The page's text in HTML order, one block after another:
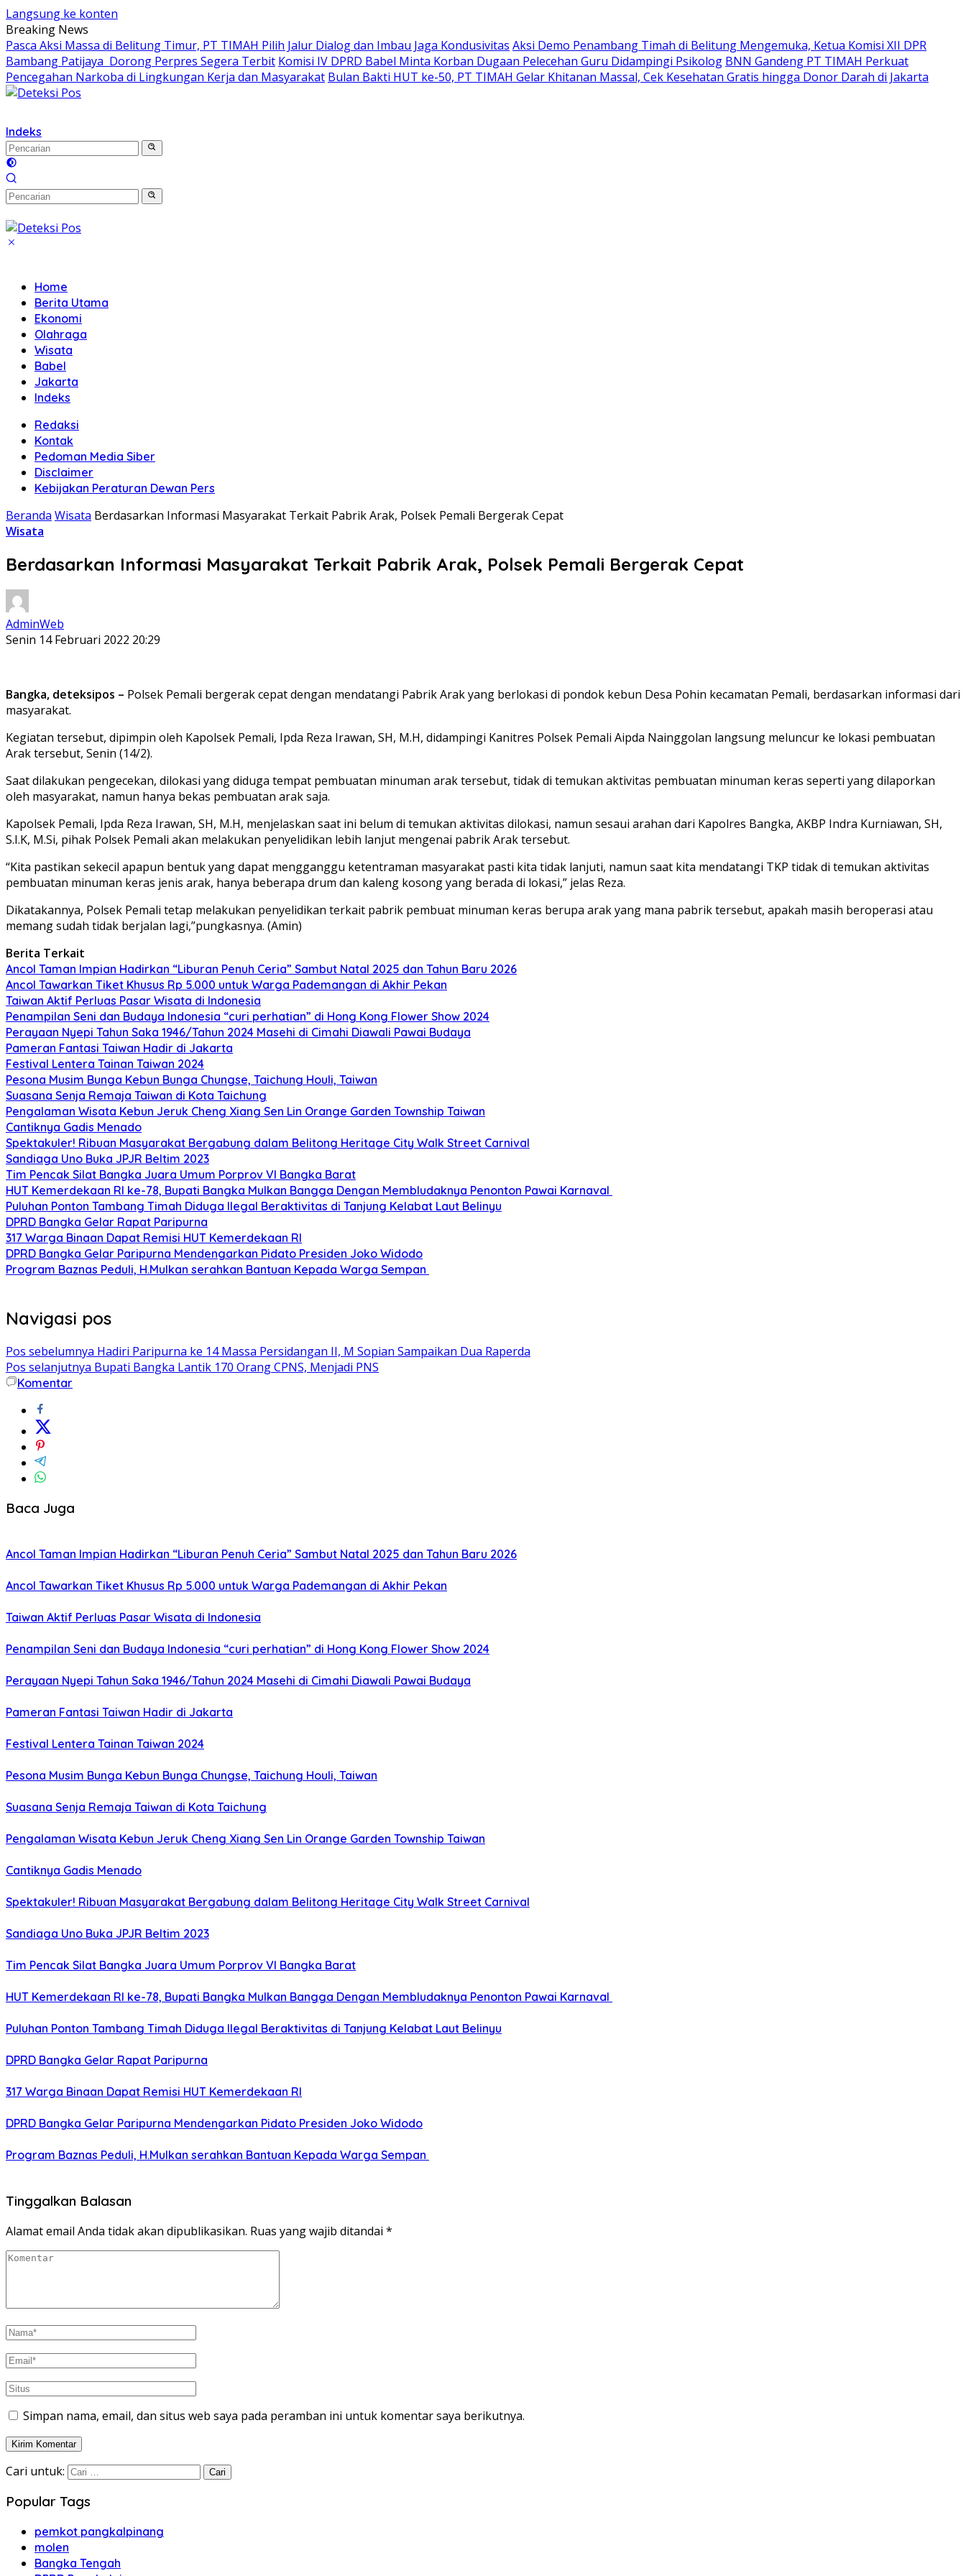
Langsung ke konten
Breaking News
Pasca Aksi Massa di Belitung Timur, PT TIMAH Pilih Jalur Dialog dan Imbau Jaga Kondusivitas Aksi Demo Penambang Timah di Belitung Mengemuka, Ketua Komisi XII DPR
Bambang Patijaya Dorong Perpres Segera Terbit Komisi IV DPRD Babel Minta Korban Dugaan Pelecehan Guru Didampingi Psikolog BNN Gandeng PT TIMAH Perkuat
Pencegahan Narkoba di Lingkungan Kerja dan Masyarakat Bulan Bakti HUT ke-50, PT TIMAH Gelar Khitanan Massal, Cek Kesehatan Gratis hingga Donor Darah di Jakarta
Indeks
Home
Berita Utama
Ekonomi
Olahraga
Wisata
Babel
Jakarta
Indeks
Redaksi
Kontak
Pedoman Media Siber
Disclaimer
Kebijakan Peraturan Dewan Pers
Beranda Wisata Berdasarkan Informasi Masyarakat Terkait Pabrik Arak, Polsek Pemali Bergerak Cepat
Wisata
Berdasarkan Informasi Masyarakat Terkait Pabrik Arak, Polsek Pemali Bergerak Cepat
AdminWeb
Senin 14 Februari 2022 20:29
Bangka, deteksipos – Polsek Pemali bergerak cepat dengan mendatangi Pabrik Arak yang berlokasi di pondok kebun Desa Pohin kecamatan Pemali, berdasarkan informasi dari
masyarakat.
Kegiatan tersebut, dipimpin oleh Kapolsek Pemali, Ipda Reza Irawan, SH, M.H, didampingi Kanitres Polsek Pemali Aipda Nainggolan langsung meluncur ke lokasi pembuatan
Arak tersebut, Senin (14/2).
Saat dilakukan pengecekan, dilokasi yang diduga tempat pembuatan minuman arak tersebut, tidak di temukan aktivitas pembuatan minuman keras seperti yang dilaporkan
oleh masyarakat, namun hanya bekas pembuatan arak saja.
Kapolsek Pemali, Ipda Reza Irawan, SH, M.H, menjelaskan saat ini belum di temukan aktivitas dilokasi, namun sesaui arahan dari Kapolres Bangka, AKBP Indra Kurniawan, SH,
S.I.K, M.Si, pihak Polsek Pemali akan melakukan penyelidikan lebih lanjut mengenai pabrik Arak tersebut.
“Kita pastikan sekecil apapun bentuk yang dapat mengganggu ketentraman masyarakat pasti kita tidak lanjuti, namun saat kita mendatangi TKP tidak di temukan aktivitas
pembuatan minuman keras jenis arak, hanya beberapa drum dan kaleng kosong yang berada di lokasi,” jelas Reza.
Dikatakannya, Polsek Pemali tetap melakukan penyelidikan terkait pabrik pembuat minuman keras berupa arak yang mana pabrik tersebut, apakah masih beroperasi atau
memang sudah tidak berjalan lagi,”pungkasnya. (Amin)
Berita Terkait
Ancol Taman Impian Hadirkan “Liburan Penuh Ceria” Sambut Natal 2025 dan Tahun Baru 2026
Ancol Tawarkan Tiket Khusus Rp 5.000 untuk Warga Pademangan di Akhir Pekan
Taiwan Aktif Perluas Pasar Wisata di Indonesia
Penampilan Seni dan Budaya Indonesia “curi perhatian” di Hong Kong Flower Show 2024
Perayaan Nyepi Tahun Saka 1946/Tahun 2024 Masehi di Cimahi Diawali Pawai Budaya
Pameran Fantasi Taiwan Hadir di Jakarta
Festival Lentera Tainan Taiwan 2024
Pesona Musim Bunga Kebun Bunga Chungse, Taichung Houli, Taiwan
Suasana Senja Remaja Taiwan di Kota Taichung
Pengalaman Wisata Kebun Jeruk Cheng Xiang Sen Lin Orange Garden Township Taiwan
Cantiknya Gadis Menado
Spektakuler! Ribuan Masyarakat Bergabung dalam Belitong Heritage City Walk Street Carnival
Sandiaga Uno Buka JPJR Beltim 2023
Tim Pencak Silat Bangka Juara Umum Porprov VI Bangka Barat
HUT Kemerdekaan RI ke-78, Bupati Bangka Mulkan Bangga Dengan Membludaknya Penonton Pawai Karnaval
Puluhan Ponton Tambang Timah Diduga Ilegal Beraktivitas di Tanjung Kelabat Laut Belinyu
DPRD Bangka Gelar Rapat Paripurna
317 Warga Binaan Dapat Remisi HUT Kemerdekaan RI
DPRD Bangka Gelar Paripurna Mendengarkan Pidato Presiden Joko Widodo
Program Baznas Peduli, H.Mulkan serahkan Bantuan Kepada Warga Sempan
Navigasi pos
Pos sebelumnya Hadiri Paripurna ke 14 Massa Persidangan II, M Sopian Sampaikan Dua Raperda
Pos selanjutnya Bupati Bangka Lantik 170 Orang CPNS, Menjadi PNS
Komentar
Baca Juga
Ancol Taman Impian Hadirkan “Liburan Penuh Ceria” Sambut Natal 2025 dan Tahun Baru 2026
Ancol Tawarkan Tiket Khusus Rp 5.000 untuk Warga Pademangan di Akhir Pekan
Taiwan Aktif Perluas Pasar Wisata di Indonesia
Penampilan Seni dan Budaya Indonesia “curi perhatian” di Hong Kong Flower Show 2024
Perayaan Nyepi Tahun Saka 1946/Tahun 2024 Masehi di Cimahi Diawali Pawai Budaya
Pameran Fantasi Taiwan Hadir di Jakarta
Festival Lentera Tainan Taiwan 2024
Pesona Musim Bunga Kebun Bunga Chungse, Taichung Houli, Taiwan
Suasana Senja Remaja Taiwan di Kota Taichung
Pengalaman Wisata Kebun Jeruk Cheng Xiang Sen Lin Orange Garden Township Taiwan
Cantiknya Gadis Menado
Spektakuler! Ribuan Masyarakat Bergabung dalam Belitong Heritage City Walk Street Carnival
Sandiaga Uno Buka JPJR Beltim 2023
Tim Pencak Silat Bangka Juara Umum Porprov VI Bangka Barat
HUT Kemerdekaan RI ke-78, Bupati Bangka Mulkan Bangga Dengan Membludaknya Penonton Pawai Karnaval
Puluhan Ponton Tambang Timah Diduga Ilegal Beraktivitas di Tanjung Kelabat Laut Belinyu
DPRD Bangka Gelar Rapat Paripurna
317 Warga Binaan Dapat Remisi HUT Kemerdekaan RI
DPRD Bangka Gelar Paripurna Mendengarkan Pidato Presiden Joko Widodo
Program Baznas Peduli, H.Mulkan serahkan Bantuan Kepada Warga Sempan
Tinggalkan Balasan
Alamat email Anda tidak akan dipublikasikan. Ruas yang wajib ditandai *
Simpan nama, email, dan situs web saya pada peramban ini untuk komentar saya berikutnya.
Cari untuk:
Popular Tags
pemkot pangkalpinang
molen
Bangka Tengah